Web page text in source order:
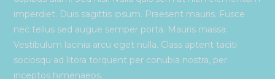
imperdiet. Duis sagittis ipsum. Praesent mauris. Fusce
nec tellus sed augue semper porta. Mauris massa.
Vestibulum lacinia arcu eget nulla. Class aptent taciti
sociosqu ad litora torquent per conubia nostra, per
inceptos himenaeos.